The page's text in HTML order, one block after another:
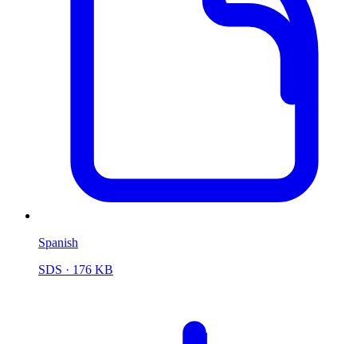
Spanish
SDS · 176 KB